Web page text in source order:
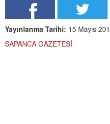
Yayınlanma Tarihi: 15 Mayıs
SAPANCA GAZETESİ